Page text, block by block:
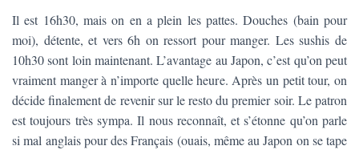
Il est 16h30, mais on en a plein les pattes. Douches (bain pour
moi), détente, et vers 6h on ressort pour manger. Les sushis de
10h30 sont loin maintenant. L’avantage au Japon, c’est qu’on peut
vraiment manger à n’importe quelle heure. Après un petit tour, on
décide finalement de revenir sur le resto du premier soir. Le patron
est toujours très sympa. Il nous reconnaît, et s’étonne qu’on parle
si mal anglais pour des Français (ouais, même au Japon on se tape